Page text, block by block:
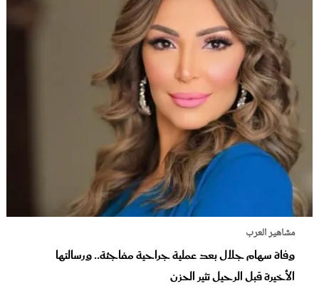
مشاهير العرب
وفاة سهام جلال بعد عملية جراحية مفاجئة.. ورسالتها
الأخيرة قبل الرحيل تثير الحزن